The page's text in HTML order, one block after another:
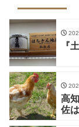
『
高
佐